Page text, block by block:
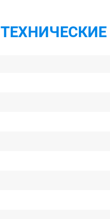
ТЕХНИЧЕСКИЕ